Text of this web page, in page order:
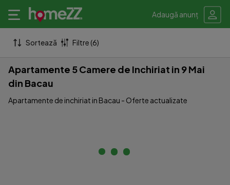
Adaugă anunț
Sortează Filtre (6)
Apartamente 5 Camere de Inchiriat in 9 Mai
din Bacau
Apartamente de inchiriat in Bacau - Oferte actualizate